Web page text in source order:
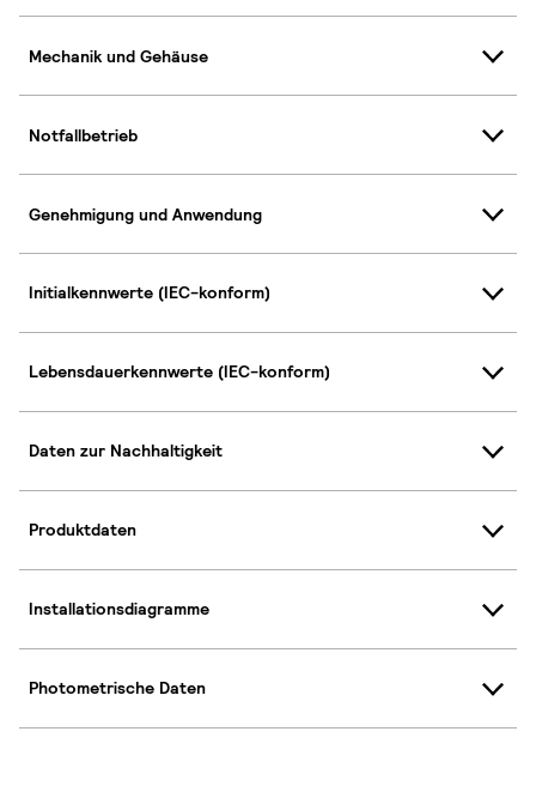
Mechanik und Gehäuse
Notfallbetrieb
Genehmigung und Anwendung
Initialkennwerte (IEC-konform)
Lebensdauerkennwerte (IEC-konform)
Daten zur Nachhaltigkeit
Produktdaten
Installationsdiagramme
Photometrische Daten